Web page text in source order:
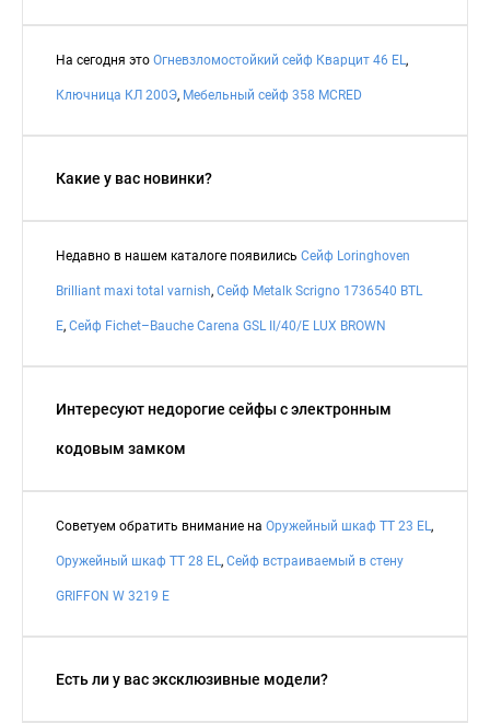
На сегодня это Огневзломостойкий сейф Кварцит 46 EL,
Ключница КЛ 200Э, Мебельный сейф 358 MCRED
Какие у вас новинки?
Недавно в нашем каталоге появились Сейф Loringhoven
Brilliant maxi total varnish, Сейф Metalk Scrigno 1736540 BTL
E, Сейф Fichet–Bauche Carena GSL II/40/E LUX BROWN
Интересуют недорогие сейфы с электронным
кодовым замком
Советуем обратить внимание на Оружейный шкаф TT 23 EL,
Оружейный шкаф TT 28 EL, Сейф встраиваемый в стену
GRIFFON W 3219 E
Есть ли у вас эксклюзивные модели?